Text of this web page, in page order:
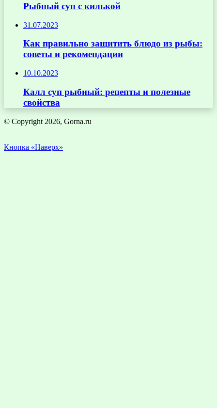
Рыбный суп с килькой
31.07.2023
Как правильно защитить блюдо из рыбы:
советы и рекомендации
10.10.2023
Калл суп рыбный: рецепты и полезные
свойства
© Copyright 2026, Gorna.ru
Кнопка «Наверх»